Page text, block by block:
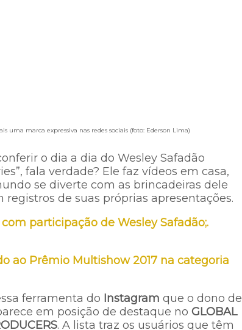
uma marca expressiva nas redes sociais (foto: Ederson Lima)
o dia a dia do Wesley Safadão
fala verdade? Ele faz vídeos em casa,
se diverte com as brincadeiras dele
de suas próprias apresentações.
participação de Wesley Safadão;.
ao Prêmio Multishow 2017 na categoria
ferramenta do Instagram que o dono de
em posição de destaque no GLOBAL
. A lista traz os usuários que têm